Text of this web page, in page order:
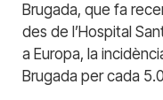
Brugada, que fa
des de l’Hospital
a Europa, la
Brugada per cada